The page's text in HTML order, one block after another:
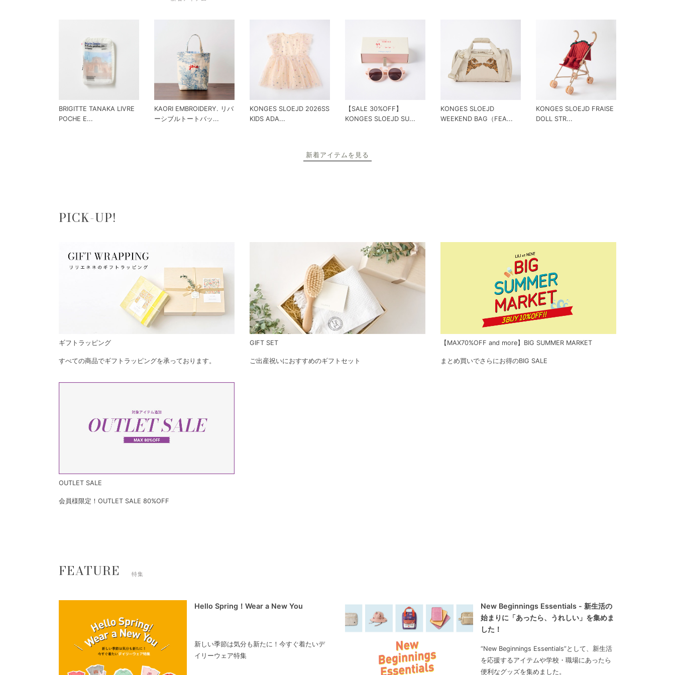
BRIGITTE TANAKA LIVRE
POCHE E...
KAORI EMBROIDERY. リバ
ーシブルトートバッ...
KONGES SLOEJD 2026SS
KIDS ADA...
【SALE 30%OFF】
KONGES SLOEJD SU...
KONGES SLOEJD
WEEKEND BAG（FEA...
KONGES SLOEJD FRAISE
DOLL STR...
新着アイテムを見る
PICK-UP!
ギフトラッピング
すべての商品でギフトラッピングを承っております。
GIFT SET
ご出産祝いにおすすめのギフトセット
【MAX70%OFF and more】BIG SUMMER MARKET
まとめ買いでさらにお得のBIG SALE
OUTLET SALE
会員様限定！OUTLET SALE 80%OFF
FEATURE 特集
Hello Spring！Wear a New You
新しい季節は気分も新たに！今すぐ着たいデ
イリーウェア特集
New Beginnings Essentials - 新生活の
始まりに「あったら、うれしい」を集めま
した！
“New Beginnings Essentials”として、新生活
を応援するアイテムや学校・職場にあったら
便利なグッズを集めました。